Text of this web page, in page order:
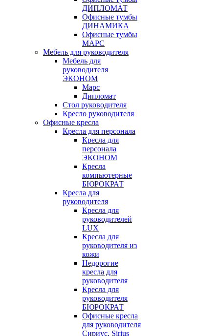
ДИПЛОМАТ
Офисные тумбы
ДИНАМИКА
Офисные тумбы
МАРС
Мебель для руководителя
Мебель для
руководителя
ЭКОНОМ
Марс
Дипломат
Стол руководителя
Кресло руководителя
Офисные кресла
Кресла для персонала
Кресла для
персонала
ЭКОНОМ
Кресла
компьютерные
БЮРОКРАТ
Кресла для
руководителя
Кресла для
руководителей
LUX
Кресла для
руководителя из
кожи
Недорогие
кресла для
руководителя
Кресла для
руководителя
БЮРОКРАТ
Офисные кресла
для руководителя
Сириус, Sirius